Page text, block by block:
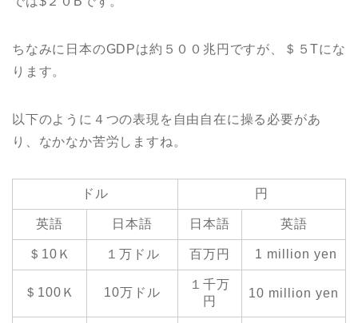
ちなみに日本のGDPは約５００兆円ですが、＄５Tにな
ります。
以下のように４つの表現を自由自在に操る必要があ
り、なかなか苦労しますね。
ドル 円
英語 日本語 日本語 英語
＄10Ｋ １万ドル 百万円 1 million yen
＄100Ｋ 10万ドル
１千万
円
10 million yen